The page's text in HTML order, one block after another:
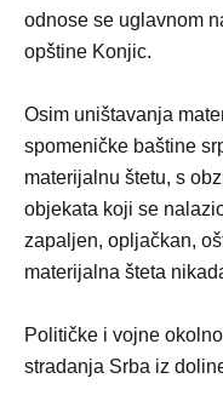
odnose se uglavnom
opštine Konjic.
Osim uništavanja
spomeničke baštine
materijalnu štetu, s
objekata koji se
zapaljen, opljačkan,
materijalna šteta
Političke i vojne
stradanja Srba iz